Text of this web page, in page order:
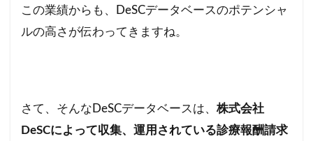
この業績からも、DeSCデータベースのポテンシャ
ルの高さが伝わってきますね。
さて、そんなDeSCデータベースは、 株式会社
DeSCによって収集、運用されている診療報酬請求